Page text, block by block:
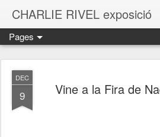
CHARLIE RIVEL exposició
Pages
DEC
9 Vine a la Fira de